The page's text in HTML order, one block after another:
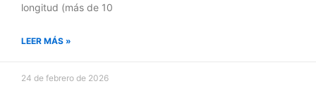
longitud (más de 10
LEER MÁS »
24 de febrero de 2026